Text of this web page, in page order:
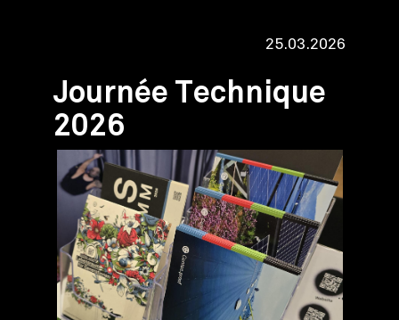
25.03.2026
Journée Technique
2026